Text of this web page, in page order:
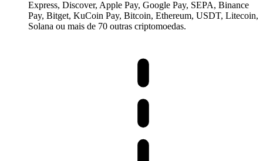
Express, Discover, Apple Pay, Google Pay, SEPA, Binance
Pay, Bitget, KuCoin Pay, Bitcoin, Ethereum, USDT, Litecoin,
Solana ou mais de 70 outras criptomoedas.